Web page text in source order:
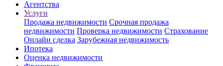
Агентства
Услуги
Продажа недвижимости Срочная продажа
недвижимости Проверка недвижимости Страхование
Онлайн сделка Зарубежная недвижимость
Ипотека
Оценка недвижимости